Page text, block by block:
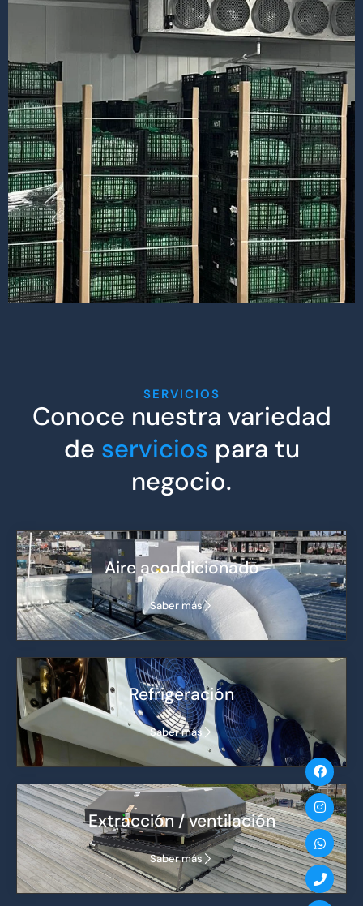
SERVICIOS
Conoce nuestra variedad
de servicios para tu
negocio.
Aire acondicionado
Saber más
Refrigeración
Saber más
Extracción / ventilación
Saber más